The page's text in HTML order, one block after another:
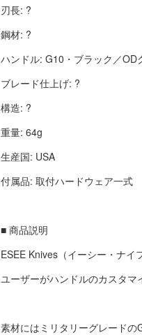
刃長: ?
鋼材: ?
ハンドル: G10・ブラック／OD
ブレード仕上げ: ?
構造: ?
重量: 64g
生産国: USA
付属品: 取付ハードウェア一式
■ 商品説明
ESEE Knives（イーシー・ナイ
ユーザーがハンドルのカスタマ
素材にはミリタリーグレード